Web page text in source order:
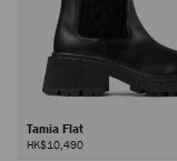
Tamia Flat
HK$10,490